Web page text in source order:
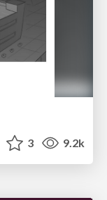
3 9.2k